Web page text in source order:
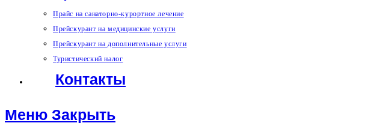
Прайс на санаторно-курортное лечение
Прейскурант на медицинские услуги
Прейскурант на дополнительные услуги
Туристический налог
Контакты
Меню Закрыть